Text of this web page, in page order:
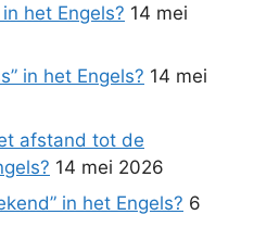
het Engels? 14 mei
in het Engels? 14 mei
afstand tot de
14 mei 2026
in het Engels? 6